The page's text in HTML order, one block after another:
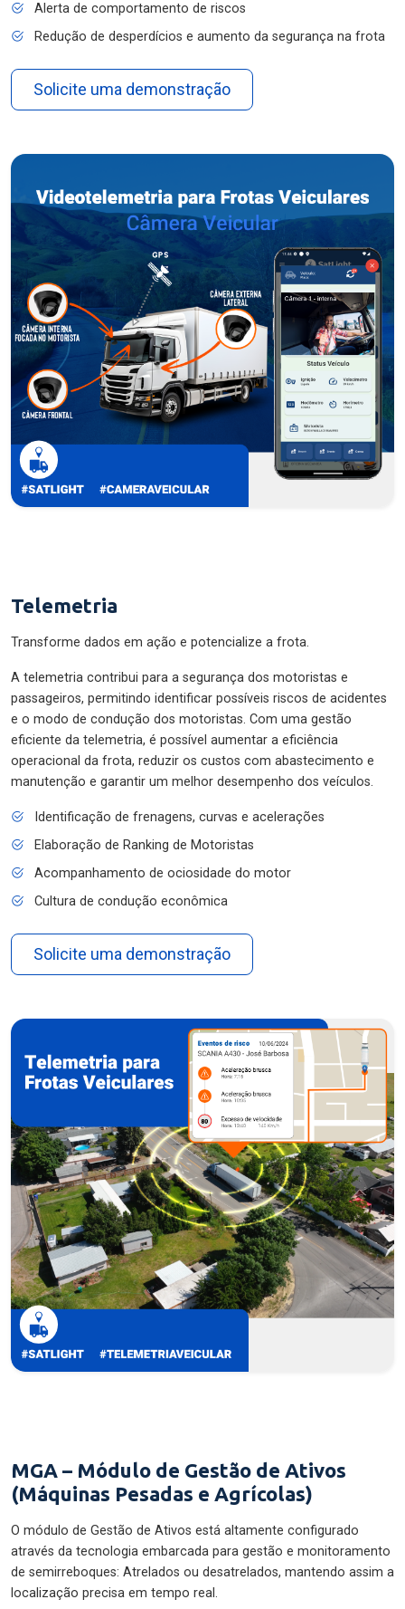
Alerta de comportamento de riscos
Redução de desperdícios e aumento da segurança na frota
Solicite uma demonstração
Telemetria
Transforme dados em ação e potencialize a frota.
A telemetria contribui para a segurança dos motoristas e
passageiros, permitindo identificar possíveis riscos de acidentes
e o modo de condução dos motoristas. Com uma gestão
eficiente da telemetria, é possível aumentar a eficiência
operacional da frota, reduzir os custos com abastecimento e
manutenção e garantir um melhor desempenho dos veículos.
Identificação de frenagens, curvas e acelerações
Elaboração de Ranking de Motoristas
Acompanhamento de ociosidade do motor
Cultura de condução econômica
Solicite uma demonstração
MGA – Módulo de Gestão de Ativos
(Máquinas Pesadas e Agrícolas)
O módulo de Gestão de Ativos está altamente configurado
através da tecnologia embarcada para gestão e monitoramento
de semirreboques: Atrelados ou desatrelados, mantendo assim a
localização precisa em tempo real.